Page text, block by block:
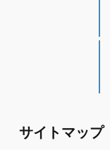
サイトマップ